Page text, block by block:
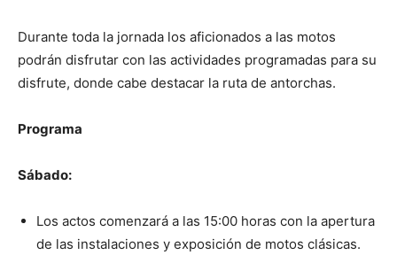
Durante toda la jornada los aficionados a las motos
podrán disfrutar con las actividades programadas para su
disfrute, donde cabe destacar la ruta de antorchas.
Programa
Sábado:
Los actos comenzará a las 15:00 horas con la apertura
de las instalaciones y exposición de motos clásicas.